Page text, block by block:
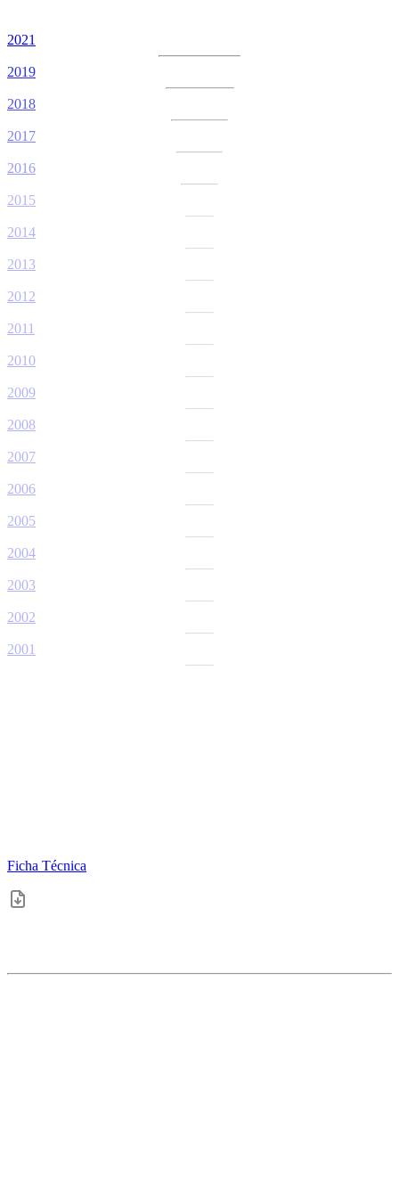
2021
2019
2018
2017
2016
2015
2014
2013
2012
2011
2010
2009
2008
2007
2006
2005
2004
2003
2002
2001
Ficha Técnica